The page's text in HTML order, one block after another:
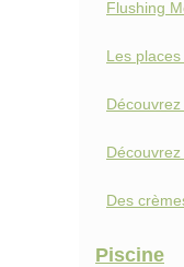
Flushing
Les places
Découvrez
Découvrez
Des
Piscine